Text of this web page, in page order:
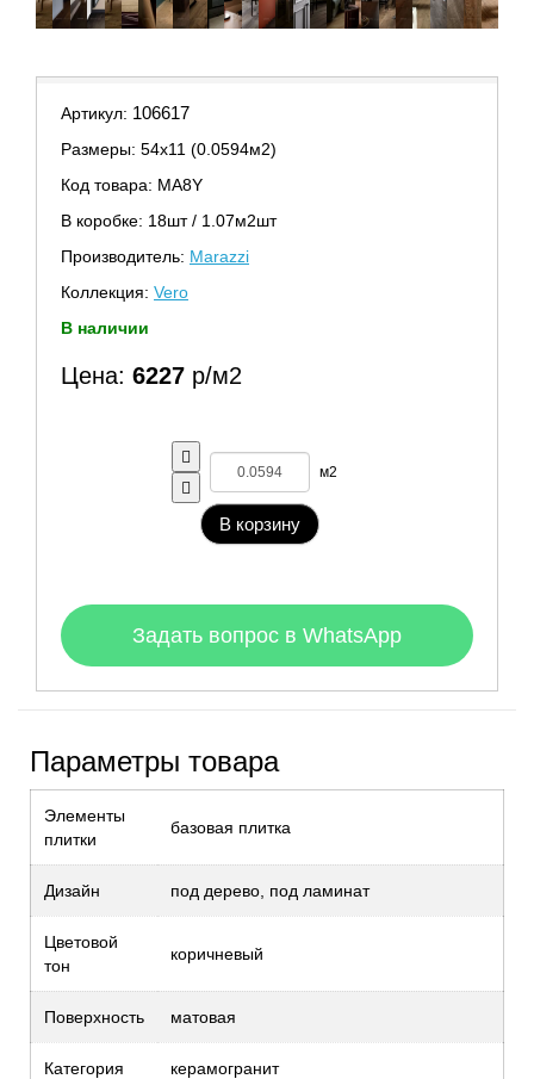
Артикул: 106617
Размеры: 54х11 (0.0594м2)
Код товара: MA8Y
В коробке: 18шт / 1.07м2шт
Производитель: Marazzi
Коллекция: Vero
В наличии
Цена: 6227 р/м2
м2
В корзину
Задать вопрос в WhatsApp
Параметры товара
Элементы
плитки
базовая плитка
Дизайн под дерево, под ламинат
Цветовой
тон
коричневый
Поверхность матовая
Категория керамогранит